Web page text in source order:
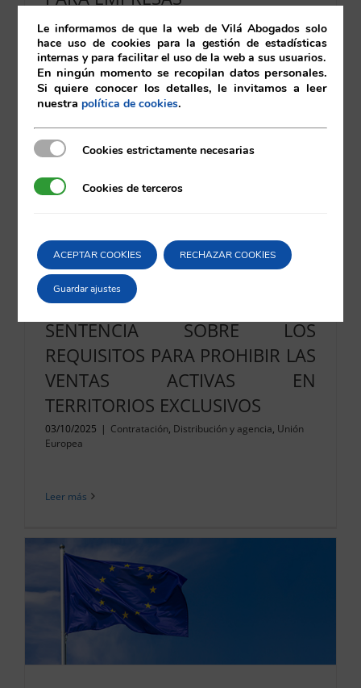
21/11/2025 Compliance , Últimas noticias, Unión Europea
Leer más
CONTRATOS DE DISTRIBUCIÓN
EXCLUSIVA EN LA UE: NUEVA
SENTENCIA SOBRE LOS
REQUISITOS PARA PROHIBIR LAS
VENTAS ACTIVAS EN
TERRITORIOS EXCLUSIVOS
03/10/2025 | Contratación, Distribución y agencia, Unión
Europea
Leer más
Le informamos de que la web de Vilá Abogados solo
hace uso de cookies para la gestión de estadísticas
internas y para facilitar el uso de la web a sus usuarios.
En ningún momento se recopilan datos personales.
Si quiere conocer los detalles, le invitamos a leer
nuestra política de cookies.
Cookies estrictamente necesarias
Cookies estrictamente necesarias
Cookies de terceros
Cookies de terceros
ACEPTAR COOKIES RECHAZAR COOKIES
Guardar ajustes